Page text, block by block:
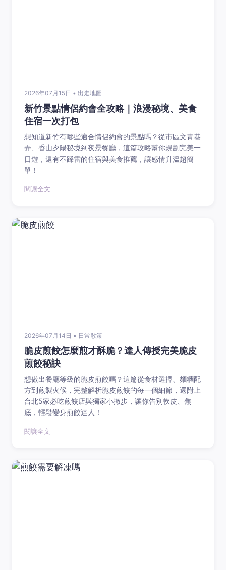
2026年07月15日 • 出走地圖
新竹景點情侶約會全攻略｜浪漫秘境、美食
住宿一次打包
想知道新竹有哪些適合情侶約會的景點嗎？從市區文青巷
弄、香山夕陽秘境到夜景餐廳，這篇攻略幫你規劃完美一
日遊，還有不踩雷的住宿與美食推薦，讓感情升溫超簡
單！
閱讓全文
2026年07月14日 • 日常散策
脆皮煎餃怎麼煎才酥脆？達人傳授完美脆皮
煎餃秘訣
想做出餐廳等級的脆皮煎餃嗎？這篇從食材選擇、麵糰配
方到煎製火候，完整解析脆皮煎餃的每一個細節，還附上
台北5家必吃煎餃店與獨家小撇步，讓你告別軟皮、焦
底，輕鬆變身煎餃達人！
閱讓全文